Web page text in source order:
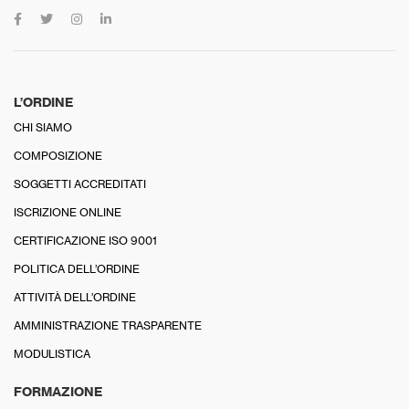
L’ORDINE
CHI SIAMO
COMPOSIZIONE
SOGGETTI ACCREDITATI
ISCRIZIONE ONLINE
CERTIFICAZIONE ISO 9001
POLITICA DELL’ORDINE
ATTIVITÀ DELL’ORDINE
AMMINISTRAZIONE TRASPARENTE
MODULISTICA
FORMAZIONE